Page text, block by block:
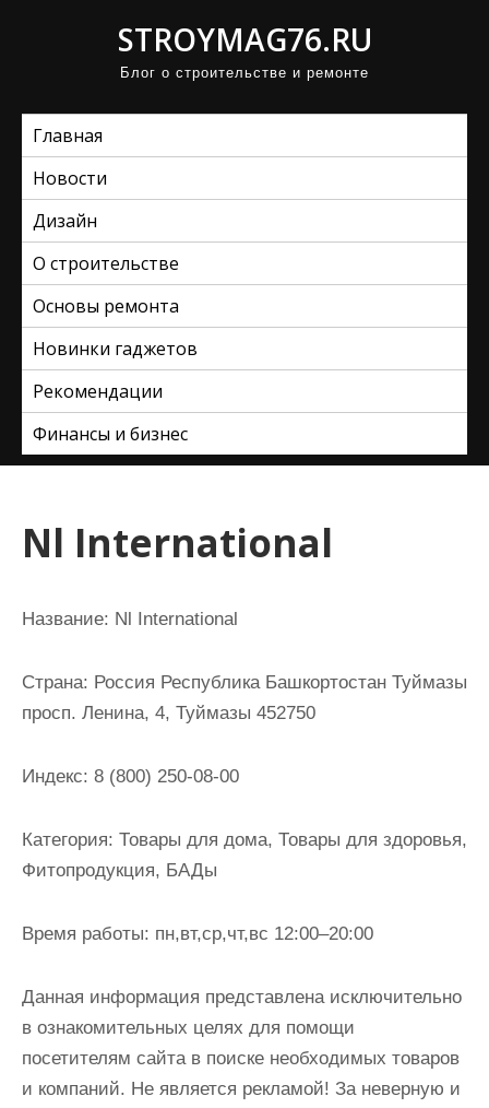
STROYMAG76.RU
Блог о строительстве и ремонте
Главная
Новости
Дизайн
О строительстве
Основы ремонта
Новинки гаджетов
Рекомендации
Финансы и бизнес
Nl International
Название: Nl International
Страна: Россия Республика Башкортостан Туймазы
просп. Ленина, 4, Туймазы 452750
Индекс: 8 (800) 250-08-00
Категория: Товары для дома, Товары для здоровья,
Фитопродукция, БАДы
Время работы: пн,вт,ср,чт,вс 12:00–20:00
Данная информация представлена исключительно
в ознакомительных целях для помощи
посетителям сайта в поиске необходимых товаров
и компаний. Не является рекламой! За неверную и